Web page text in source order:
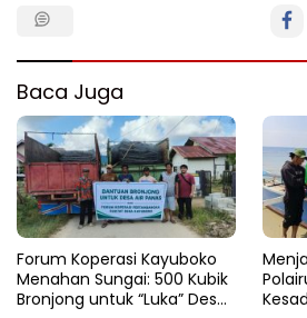
Baca Juga
Forum Koperasi Kayuboko
Menahan Sungai: 500 Kubik
Bronjong untuk “Luka” Desa